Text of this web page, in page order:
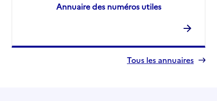
Annuaire des numéros utiles
Tous les annuaires